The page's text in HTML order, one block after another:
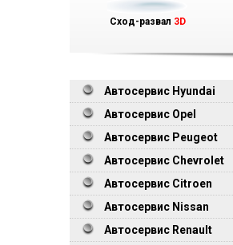
Сход-развал 3D
Автосервис Hyundai
Автосервис Opel
Автосервис Peugeot
Автосервис Chevrolet
Автосервис Citroen
Автосервис Nissan
Автосервис Renault